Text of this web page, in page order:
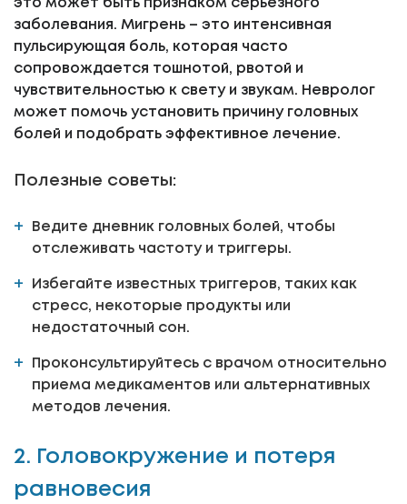
это может быть признаком серьезного
заболевания. Мигрень – это интенсивная
пульсирующая боль, которая часто
сопровождается тошнотой, рвотой и
чувствительностью к свету и звукам. Невролог
может помочь установить причину головных
болей и подобрать эффективное лечение.
Полезные советы:
Ведите дневник головных болей, чтобы
отслеживать частоту и триггеры.
Избегайте известных триггеров, таких как
стресс, некоторые продукты или
недостаточный сон.
Проконсультируйтесь с врачом относительно
приема медикаментов или альтернативных
методов лечения.
2. Головокружение и потеря
равновесия